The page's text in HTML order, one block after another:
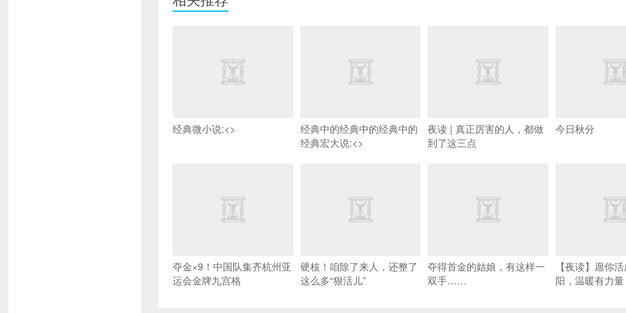
经典微小说:<>
经典中的经典中的经典中的
经典宏大说:<>
夜读 | 真正厉害的人，都做
到了这三点
今日秋分
夺金×9！中国队集齐杭州亚
运会金牌九宫格
硬核！咱除了来人，还整了
这么多“狠活儿”
夺得首金的姑娘，有这样一
双手……
【夜读】愿你
阳，温暖有力量